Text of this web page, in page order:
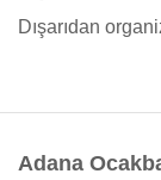
Dışarıdan
Adana